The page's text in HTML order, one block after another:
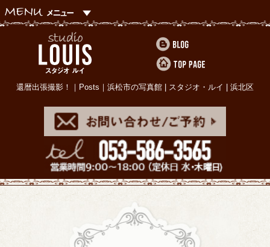
還暦出張撮影！｜Posts｜浜松市の写真館 | スタジオ・ルイ | 浜北区